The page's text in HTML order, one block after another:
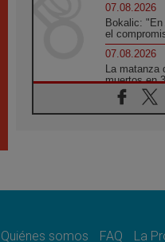
07.08.2026
Bokalic: "En
el
07.08.2026
La
muertos en
07.08.2026
Tagle: La
como
Quiénes somos FAQ La